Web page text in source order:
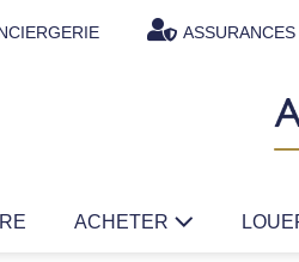
ASSURANCES
ACHETER